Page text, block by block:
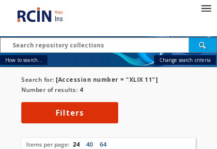
How to search... Change search criteria
Search for: [Accession number = "XLIX 11"]
Number of results: 4
Filters
Items per page: 24 40
64